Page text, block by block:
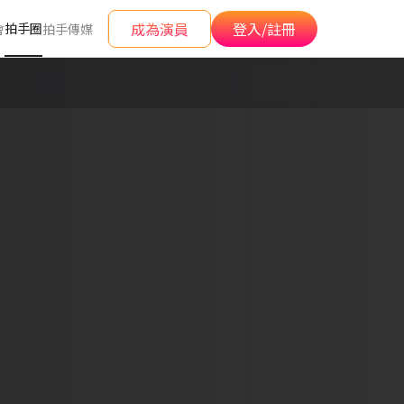
拍手圈拍手傳媒 成為演員 登入/註冊